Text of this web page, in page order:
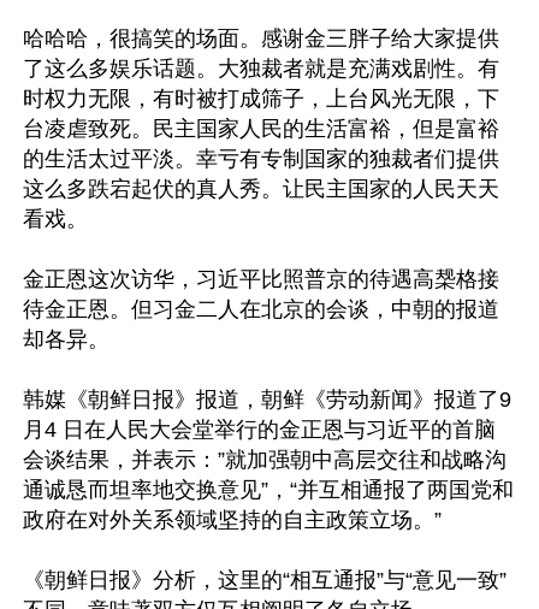
哈哈哈，很搞笑的场面。感谢金三胖子给大家提供
了这么多娱乐话题。大独裁者就是充满戏剧性。有
时权力无限，有时被打成筛子，上台风光无限，下
台凌虐致死。民主国家人民的生活富裕，但是富裕
的生活太过平淡。幸亏有专制国家的独裁者们提供
这么多跌宕起伏的真人秀。让民主国家的人民天天
看戏。
金正恩这次访华，习近平比照普京的待遇高椝格接
待金正恩。但习金二人在北京的会谈，中朝的报道
却各异。
韩媒《朝鲜日报》报道，朝鲜《劳动新闻》报道了9
月4 日在人民大会堂举行的金正恩与习近平的首脑
会谈结果，并表示：”就加强朝中高层交往和战略沟
通诚恳而坦率地交换意见”，“并互相通报了两国党和
政府在对外关系领域坚持的自主政策立场。”
《朝鲜日报》分析，这里的“相互通报”与“意见一致”